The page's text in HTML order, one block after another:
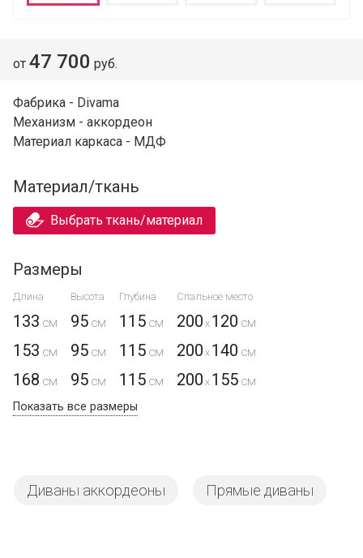
от 47 700 руб.
Фабрика - Divama
Механизм - аккордеон
Материал каркаса - МДФ
Материал/ткань
Выбрать ткань/материал
Размеры
Длина Высота Глубина Спальное место
133 95 115 200 x 120
153
95 115 200 x 140
168
95 115 200 x 155
Показать все размеры
Диваны аккордеоны Прямые диваны